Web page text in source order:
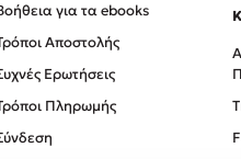
για τα ebooks
Αποστολής
Ερωτήσεις
Πληρωμής